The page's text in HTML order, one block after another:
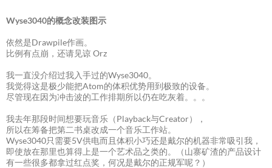
Wyse3040的概念改装图示
依然是Drawpile作画。
比例有点崩，还请见谅 Orz
我一直没介绍过我入手过的Wyse3040。
我觉得这是极少能把Atom的体积优势用到极致的设备。
尽管现在因为冲击波的工作排期所以仍在吃灰着。。。
我去年那段时间想要玩音乐（Playback与Creator），
所以在筹备把第二书桌改成一个音乐工作站。
Wyse3040只需要5V供电而且体积小巧还是戴尔的机器非常吸引我，
即使放在那里也算得上是一个艺术品之类的。（山寨矿渣的产品设计
有一些很多都拿过红点奖，何况是戴尔的正规军呢？）